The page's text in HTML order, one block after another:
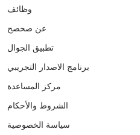
وظائف
عن صحصح
تطبيق الجوال
برنامج الاصدار التجريبي
مركز المساعدة
الشروط والأحكام
سياسة الخصوصية